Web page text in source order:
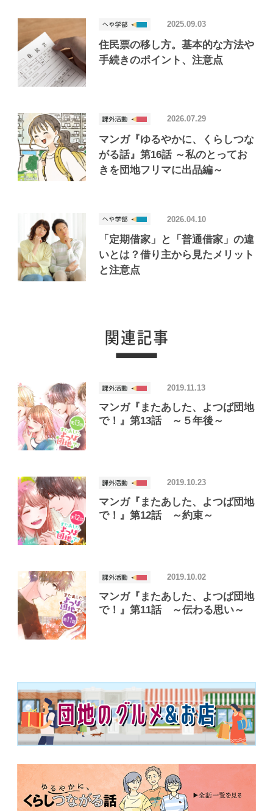
住民票の移し方。基本的な方法や
手続きのポイント、注意点
2025.09.03
マンガ『ゆるやかに、くらしつな
がる話』第16話 ～私のとってお
きを団地フリマに出品編～
2026.07.29
「定期借家」と「普通借家」の違
いとは？借り主から見たメリット
と注意点
2026.04.10
マンガ『またあした、よつば団地
で！』第13話 ～５年後～
2019.11.13
マンガ『またあした、よつば団地
で！』第12話 ～約束～
2019.10.23
マンガ『またあした、よつば団地
で！』第11話 ～伝わる思い～
2019.10.02